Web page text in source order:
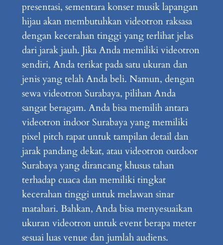
presentasi, sementara konser musik lapangan
hijau akan membutuhkan videotron raksasa
dengan kecerahan tinggi yang terlihat jelas
dari jarak jauh. Jika Anda memiliki videotron
sendiri, Anda terikat pada satu ukuran dan
jenis yang telah Anda beli. Namun, dengan
sewa videotron Surabaya, pilihan Anda
sangat beragam. Anda bisa memilih antara
videotron indoor Surabaya yang memiliki
pixel pitch rapat untuk tampilan detail dan
jarak pandang dekat, atau videotron outdoor
Surabaya yang dirancang khusus tahan
terhadap cuaca dan memiliki tingkat
kecerahan tinggi untuk melawan sinar
matahari. Bahkan, Anda bisa menyesuaikan
ukuran videotron untuk event berapa meter
sesuai luas venue dan jumlah audiens.